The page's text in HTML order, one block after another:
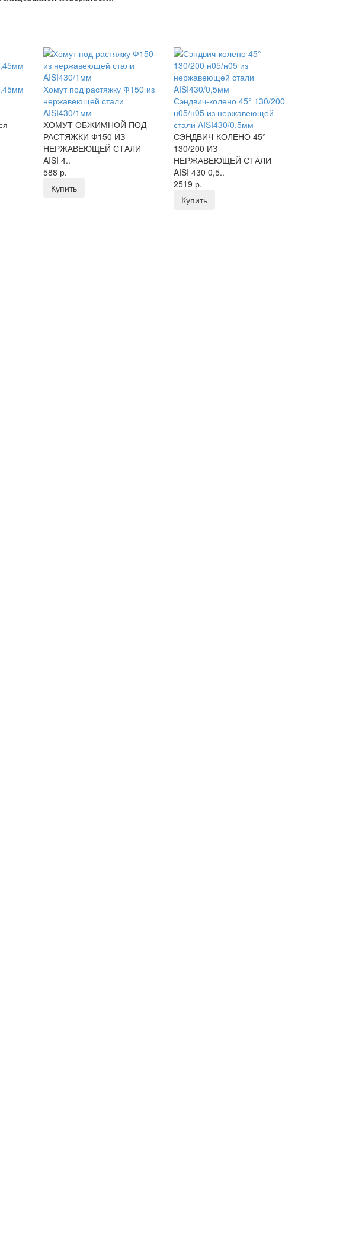
Хомут под растяжку Ф150 из
нержавеющей стали
AISI430/1мм
ХОМУТ ОБЖИМНОЙ ПОД
РАСТЯЖКИ Ф150 ИЗ
НЕРЖАВЕЮЩЕЙ СТАЛИ
AISI 4..
588 р.
Купить
Сэндвич-колено 45° 130/200
н05/н05 из нержавеющей
стали AISI430/0,5мм
СЭНДВИЧ-КОЛЕНО 45°
130/200 ИЗ
НЕРЖАВЕЮЩЕЙ СТАЛИ
AISI 430 0,5..
2519 р.
Купить